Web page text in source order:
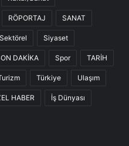
RÖPORTAJ SANAT
Sektörel Siyaset
DAKİKA Spor TARİH
Türkiye Ulaşım
HABER İş Dünyası